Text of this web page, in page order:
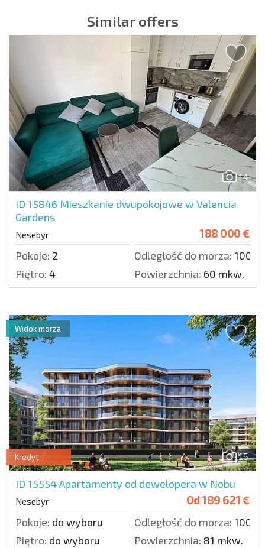
Similar offers
14
ID 15846 Mieszkanie dwupokojowe w Valencia
Gardens
Nesebyr 188 000 €
Pokoje: 2 Odległość do morza: 100
Piętro: 4 Powierzchnia: 60 mkw.
15
Kredyt
ID 15554Apartamenty od dewelopera w Nobu
Nesebyr Od189 621 €
Pokoje: do wyboru Odległość do morza: 100
Piętro: do wyboru Powierzchnia: 81 mkw.
Widok morza